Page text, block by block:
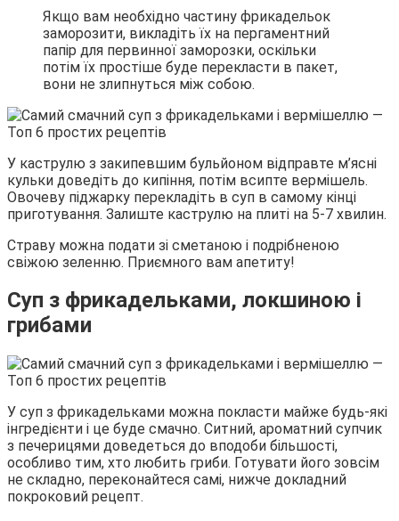
Якщо вам необхідно частину фрикадельок
заморозити, викладіть їх на пергаментний
папір для первинної заморозки, оскільки
потім їх простіше буде перекласти в пакет,
вони не злипнуться між собою.
У каструлю з закипевшим бульйоном відправте м’ясні
кульки доведіть до кипіння, потім всипте вермішель.
Овочеву піджарку перекладіть в суп в самому кінці
приготування. Залиште каструлю на плиті на 5-7 хвилин.
Страву можна подати зі сметаною і подрібненою
свіжою зеленню. Приємного вам апетиту!
Суп з фрикадельками, локшиною і
грибами
У суп з фрикадельками можна покласти майже будь-які
інгредієнти і це буде смачно. Ситний, ароматний супчик
з печерицями доведеться до вподоби більшості,
особливо тим, хто любить гриби. Готувати його зовсім
не складно, переконайтеся самі, нижче докладний
покроковий рецепт.